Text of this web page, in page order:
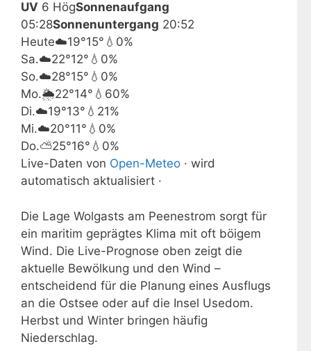
UV 6 HögSonnenaufgang
05:28Sonnenuntergang 20:52
Heute☁️19°15° 💧0%
Sa.☁️22°12° 💧0%
So.☁️28°15° 💧0%
Mo.🌦️22°14° 💧60%
Di.☁️19°13° 💧21%
Mi.☁️20°11° 💧0%
Do.⛅25°16° 💧0%
Live-Daten von Open-Meteo · wird
automatisch aktualisiert ·
Die Lage Wolgasts am Peenestrom sorgt für
ein maritim geprägtes Klima mit oft böigem
Wind. Die Live-Prognose oben zeigt die
aktuelle Bewölkung und den Wind –
entscheidend für die Planung eines Ausflugs
an die Ostsee oder auf die Insel Usedom.
Herbst und Winter bringen häufig
Niederschlag.